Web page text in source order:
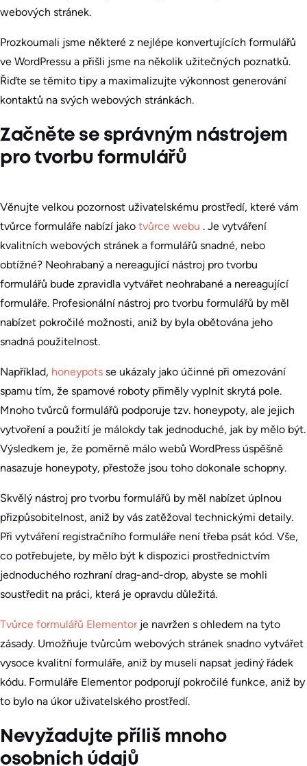
webových stránek.
Prozkoumali jsme některé z nejlépe konvertujících formulářů
ve WordPressu a přišli jsme na několik užitečných poznatků.
Řiďte se těmito tipy a maximalizujte výkonnost generování
kontaktů na svých webových stránkách.
Začněte se správným nástrojem
pro tvorbu formulářů
Věnujte velkou pozornost uživatelskému prostředí, které vám
tvůrce formuláře nabízí jako tvůrce webu . Je vytváření
kvalitních webových stránek a formulářů snadné, nebo
obtížné? Neohrabaný a nereagující nástroj pro tvorbu
formulářů bude zpravidla vytvářet neohrabané a nereagující
formuláře. Profesionální nástroj pro tvorbu formulářů by měl
nabízet pokročilé možnosti, aniž by byla obětována jeho
snadná použitelnost.
Například, honeypots se ukázaly jako účinné při omezování
spamu tím, že spamové roboty přiměly vyplnit skrytá pole.
Mnoho tvůrců formulářů podporuje tzv. honeypoty, ale jejich
vytvoření a použití je málokdy tak jednoduché, jak by mělo být.
Výsledkem je, že poměrně málo webů WordPress úspěšně
nasazuje honeypoty, přestože jsou toho dokonale schopny.
Skvělý nástroj pro tvorbu formulářů by měl nabízet úplnou
přizpůsobitelnost, aniž by vás zatěžoval technickými detaily.
Při vytváření registračního formuláře není třeba psát kód. Vše,
co potřebujete, by mělo být k dispozici prostřednictvím
jednoduchého rozhraní drag-and-drop, abyste se mohli
soustředit na práci, která je opravdu důležitá.
Tvůrce formulářů Elementor je navržen s ohledem na tyto
zásady. Umožňuje tvůrcům webových stránek snadno vytvářet
vysoce kvalitní formuláře, aniž by museli napsat jediný řádek
kódu. Formuláře Elementor podporují pokročilé funkce, aniž by
to bylo na úkor uživatelského prostředí.
Nevyžadujte příliš mnoho
osobních údajů